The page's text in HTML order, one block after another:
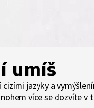
umíš
jazyky a
více se dozvíte v